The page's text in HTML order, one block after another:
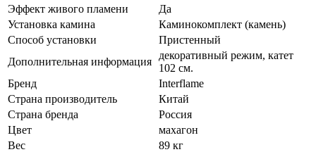
Эффект живого пламени
Да
Установка камина
Каминокомплект (камень)
Способ установки
Пристенный
Дополнительная информация
декоративный режим, катет
102 см.
Бренд
Interflame
Страна производитель
Китай
Страна бренда
Россия
Цвет
махагон
Вес
89 кг